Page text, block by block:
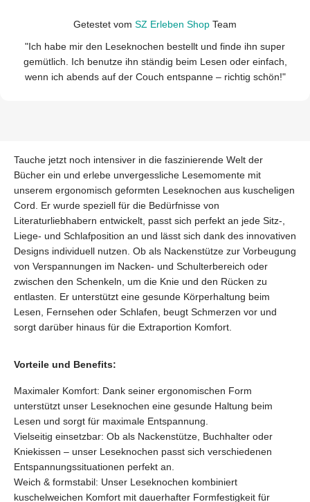
Getestet vom SZ Erleben Shop Team
"Ich habe mir den Leseknochen bestellt und finde ihn super
gemütlich. Ich benutze ihn ständig beim Lesen oder einfach,
wenn ich abends auf der Couch entspanne – richtig schön!"
Tauche jetzt noch intensiver in die faszinierende Welt der
Bücher ein und erlebe unvergessliche Lesemomente mit
unserem ergonomisch geformten Leseknochen aus kuscheligen
Cord. Er wurde speziell für die Bedürfnisse von
Literaturliebhabern entwickelt, passt sich perfekt an jede Sitz-,
Liege- und Schlafposition an und lässt sich dank des innovativen
Designs individuell nutzen. Ob als Nackenstütze zur Vorbeugung
von Verspannungen im Nacken- und Schulterbereich oder
zwischen den Schenkeln, um die Knie und den Rücken zu
entlasten. Er unterstützt eine gesunde Körperhaltung beim
Lesen, Fernsehen oder Schlafen, beugt Schmerzen vor und
sorgt darüber hinaus für die Extraportion Komfort.
Vorteile und Benefits:
Maximaler Komfort: Dank seiner ergonomischen Form
unterstützt unser Leseknochen eine gesunde Haltung beim
Lesen und sorgt für maximale Entspannung.
Vielseitig einsetzbar: Ob als Nackenstütze, Buchhalter oder
Kniekissen – unser Leseknochen passt sich verschiedenen
Entspannungssituationen perfekt an.
Weich & formstabil: Unser Leseknochen kombiniert
kuschelweichen Komfort mit dauerhafter Formfestigkeit für